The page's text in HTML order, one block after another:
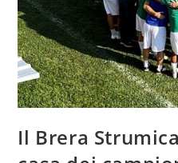
Il Brera